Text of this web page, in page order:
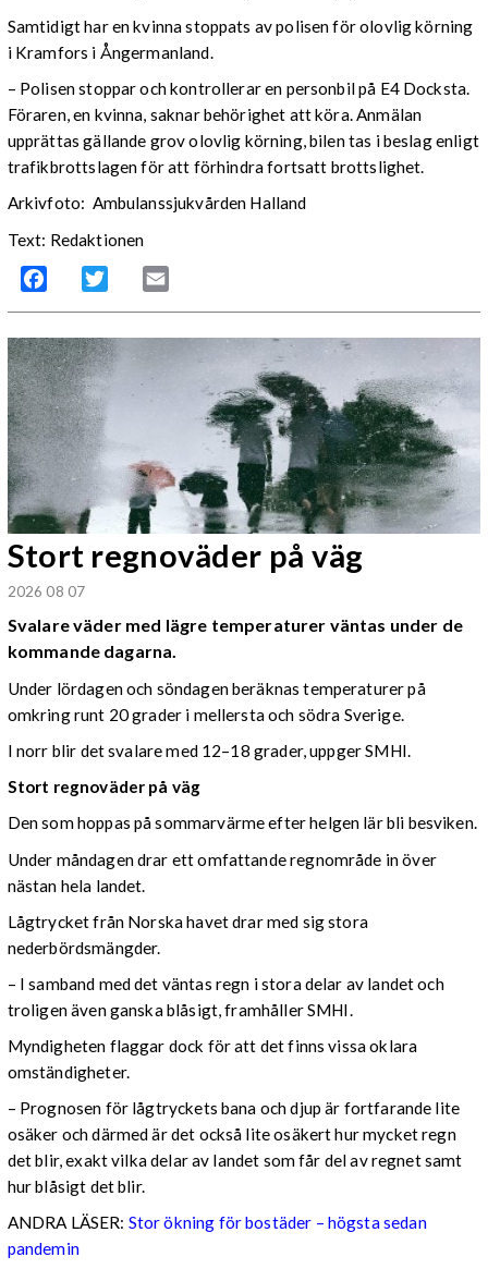
Samtidigt har en kvinna stoppats av polisen för olovlig körning
i Kramfors i Ångermanland.
– Polisen stoppar och kontrollerar en personbil på E4 Docksta.
Föraren, en kvinna, saknar behörighet att köra. Anmälan
upprättas gällande grov olovlig körning, bilen tas i beslag enligt
trafikbrottslagen för att förhindra fortsatt brottslighet.
Arkivfoto: Ambulanssjukvården Halland
Text: Redaktionen
Facebook Twitter
Stort regnoväder på väg
2026 08 07
Svalare väder med lägre temperaturer väntas under de
kommande dagarna.
Under lördagen och söndagen beräknas temperaturer på
omkring runt 20 grader i mellersta och södra Sverige.
I norr blir det svalare med 12–18 grader, uppger SMHI.
Stort regnoväder på väg
Den som hoppas på sommarvärme efter helgen lär bli besviken.
Under måndagen drar ett omfattande regnområde in över
nästan hela landet.
Lågtrycket från Norska havet drar med sig stora
nederbördsmängder.
– I samband med det väntas regn i stora delar av landet och
troligen även ganska blåsigt, framhåller SMHI.
Myndigheten flaggar dock för att det finns vissa oklara
omständigheter.
– Prognosen för lågtryckets bana och djup är fortfarande lite
osäker och därmed är det också lite osäkert hur mycket regn
det blir, exakt vilka delar av landet som får del av regnet samt
hur blåsigt det blir.
ANDRA LÄSER: Stor ökning för bostäder – högsta sedan
pandemin